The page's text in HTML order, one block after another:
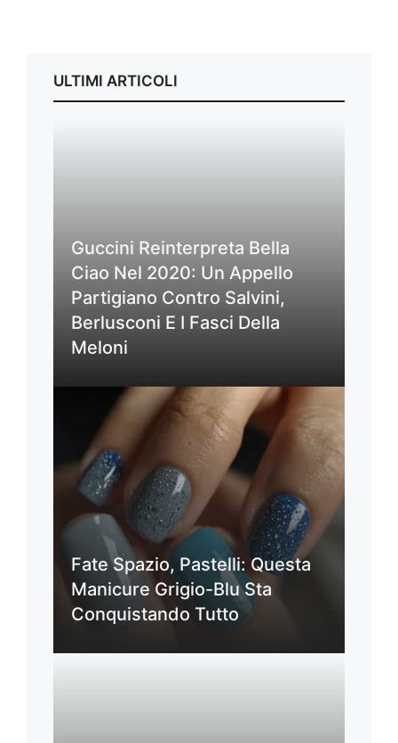
ULTIMI ARTICOLI
Guccini Reinterpreta Bella
Ciao Nel 2020: Un Appello
Partigiano Contro Salvini,
Berlusconi E I Fasci Della
Meloni
Fate Spazio, Pastelli: Questa
Manicure Grigio-Blu Sta
Conquistando Tutto